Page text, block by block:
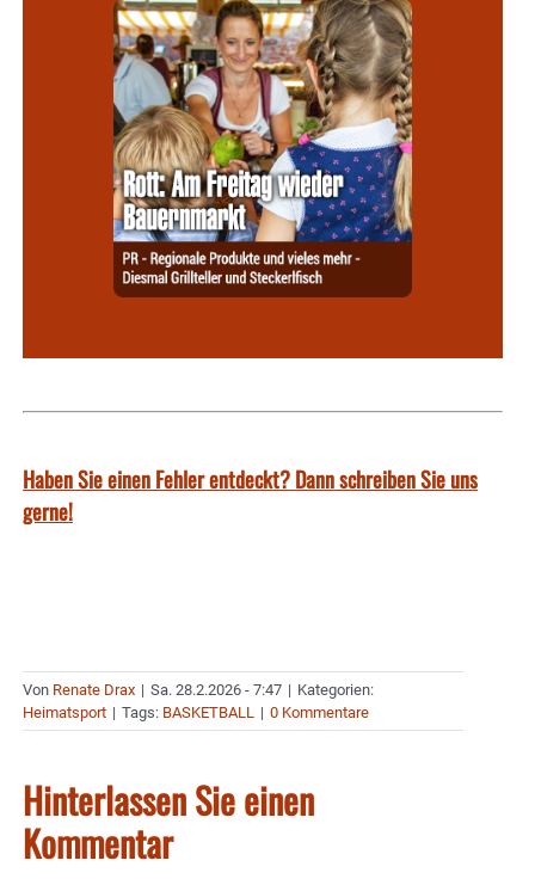
Haben Sie einen Fehler entdeckt? Dann schreiben Sie uns
gerne!
Von Renate Drax | Sa. 28.2.2026 - 7:47 | Kategorien:
Heimatsport | Tags: BASKETBALL | 0 Kommentare
Hinterlassen Sie einen
Kommentar